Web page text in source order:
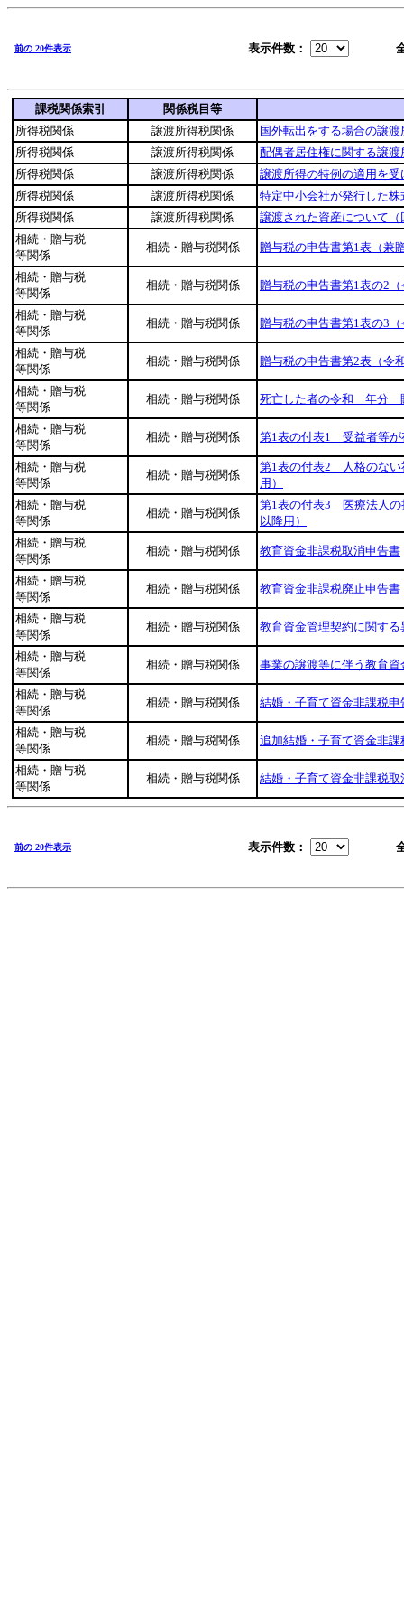
前の 20件表示 表示件数：
課税関係索引
関係税目等
所得税関係
譲渡所得税関係
国外転出をする場合の
所得税関係
譲渡所得税関係
配偶者居住権に関する譲
所得税関係
譲渡所得税関係
譲渡所得の特例の適用を
所得税関係
譲渡所得税関係
特定中小会社が発行した
所得税関係
譲渡所得税関係
譲渡された資産について（
相続・贈与税
等関係
相続・贈与税関係 贈与税の申告書第1表（兼
相続・贈与税
等関係
相続・贈与税関係 贈与税の申告書第1表の2
相続・贈与税
等関係
相続・贈与税関係 贈与税の申告書第1表の3
相続・贈与税
等関係
相続・贈与税関係 贈与税の申告書第2表（令
相続・贈与税
等関係
相続・贈与税関係 死亡した者の令和＿年分
相続・贈与税
等関係
相続・贈与税関係 第1表の付表1 受益者等が
相続・贈与税
等関係
相続・贈与税関係
第1表の付表2 人格のない
用）
相続・贈与税
等関係
相続・贈与税関係
第1表の付表3 医療法人の
以降用）
相続・贈与税
等関係
相続・贈与税関係 教育資金非課税取消申告書
相続・贈与税
等関係
相続・贈与税関係 教育資金非課税廃止申告書
相続・贈与税
等関係
相続・贈与税関係 教育資金管理契約に関する
相続・贈与税
等関係
相続・贈与税関係 事業の譲渡等に伴う教育
相続・贈与税
等関係
相続・贈与税関係 結婚・子育て資金非課税申
相続・贈与税
等関係
相続・贈与税関係 追加結婚・子育て資金非課
相続・贈与税
等関係
相続・贈与税関係 結婚・子育て資金非課税取
前の 20件表示 表示件数：